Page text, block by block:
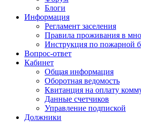
Блоги
Информация
Регламент заселения
Правила проживания в
Инструкция по пожарной
Вопрос-ответ
Кабинет
Общая информация
Оборотная ведомость
Квитанция на оплату
Данные счетчиков
Управление подпиской
Должники